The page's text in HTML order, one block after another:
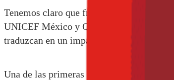
Tenemos claro que frente a
UNICEF México y Quaker®, a través de
traduzcan en un impacto positivo en la
Una de las primeras acciones a realizar